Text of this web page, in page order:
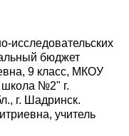
исследовательских
бюджет
9 класс, МКОУ
№2" г.
г. Шадринск.
учитель